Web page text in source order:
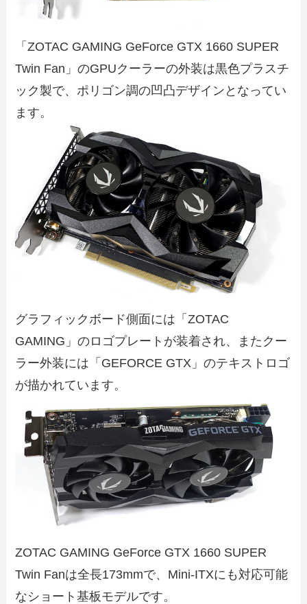
「ZOTAC GAMING GeForce GTX 1660 SUPER
Twin Fan」のGPUクーラーの外装は黒色プラスチ
ック製で、ポリゴン調の凹凸デザインとなってい
ます。
グラフィックボード側面には「ZOTAC
GAMING」のロゴプレートが装着され、またクー
ラー外装には「GEFORCE GTX」のテキストロゴ
が描かれています。
ZOTAC GAMING GeForce GTX 1660 SUPER
Twin Fanは全長173mmで、Mini-ITXにも対応可能
なショート基板モデルです。